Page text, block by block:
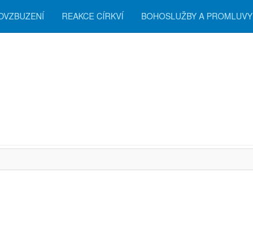
REAKCE CÍRKVÍ BOHOSLUŽBY A PROMLUVY